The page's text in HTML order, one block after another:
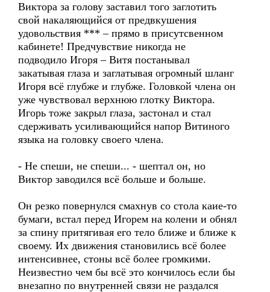
Виктора за голову заставил того заглотить
свой накаляющийся от предвкушения
удовольствия *** – прямо в присутсвенном
кабинете! Предчувствие никогда не
подводило Игоря – Витя постанывал
закатывая глаза и заглатывая огромный шланг
Игоря всё глубже и глубже. Головкой члена он
уже чувствовал верхнюю глотку Виктора.
Игорь тоже закрыл глаза, застонал и стал
сдерживать усиливающийся напор Витиного
языка на головку своего члена.
- Не спеши, не спеши... - шептал он, но
Виктор заводился всё больше и больше.
Он резко повернулся смахнув со стола каие-то
бумаги, встал перед Игорем на колени и обнял
за спину притягивая его тело ближе и ближе к
своему. Их движения становились всё более
интенсивнее, стоны всё более громкими.
Неизвестно чем бы всё это кончилось если бы
внезапно по внутренней связи не раздался